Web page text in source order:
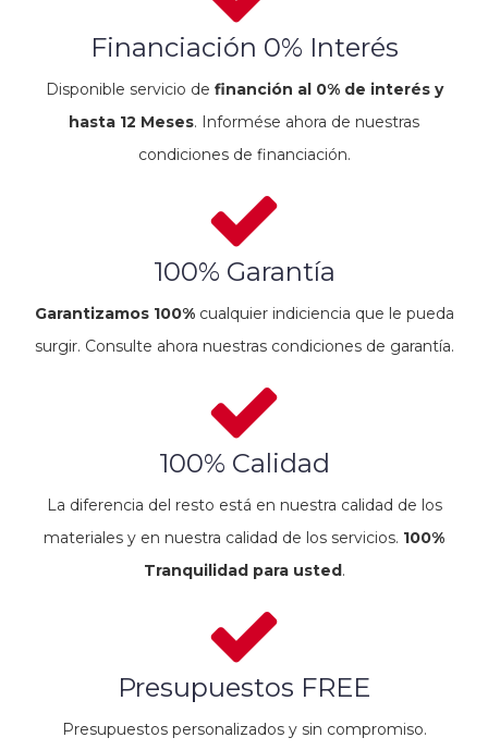
Financiación 0% Interés
Disponible servicio de financión al 0% de interés y
hasta 12 Meses. Informése ahora de nuestras
condiciones de financiación.
100% Garantía
Garantizamos 100% cualquier indiciencia que le pueda
surgir. Consulte ahora nuestras condiciones de garantía.
100% Calidad
La diferencia del resto está en nuestra calidad de los
materiales y en nuestra calidad de los servicios. 100%
Tranquilidad para usted.
Presupuestos FREE
Presupuestos personalizados y sin compromiso.